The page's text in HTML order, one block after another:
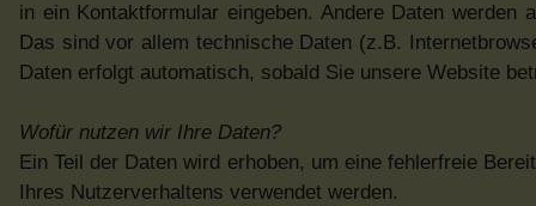
in ein Kontaktformular eingeben. Andere Daten
Das sind vor allem technische Daten (z.B.
Daten erfolgt automatisch, sobald Sie unsere Website
Wofür nutzen wir Ihre Daten?
Ein Teil der Daten wird erhoben, um eine fehlerfreie
Ihres Nutzerverhaltens verwendet werden.